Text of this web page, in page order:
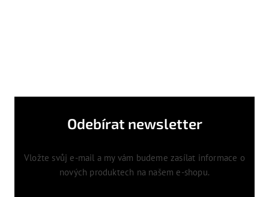
Odebírat newsletter
Vložte svůj e-mail a my vám budeme zasílat informace o
nových produktech na našem e-shopu.